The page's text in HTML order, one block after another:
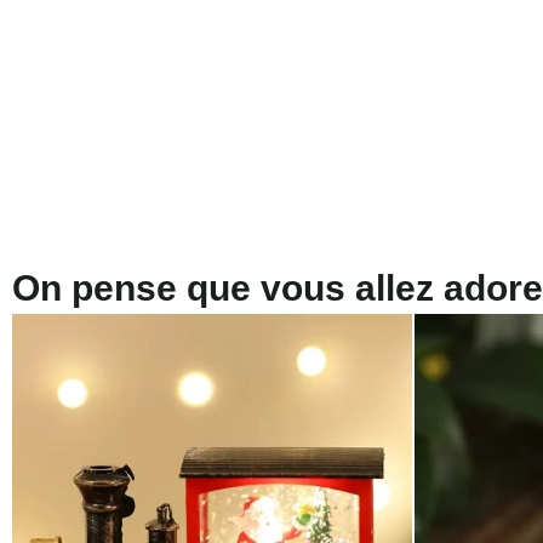
On pense que vous allez